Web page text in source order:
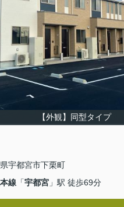
【外観】同型タイプ
宇都宮市下栗町
線 「宇都宮 」駅 徒歩69分